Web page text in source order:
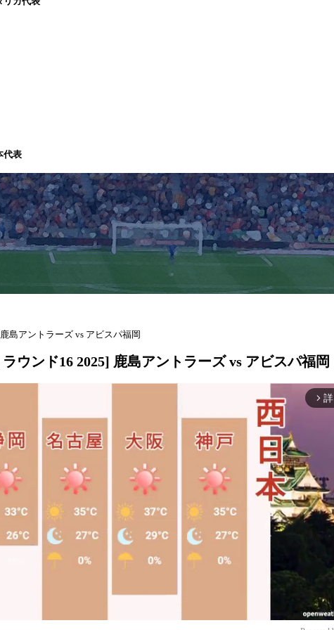
代表
島アントラーズ vs アビスパ福岡
ウンド16 2025] 鹿島アントラーズ vs アビスパ福岡
arrow_forward_ios